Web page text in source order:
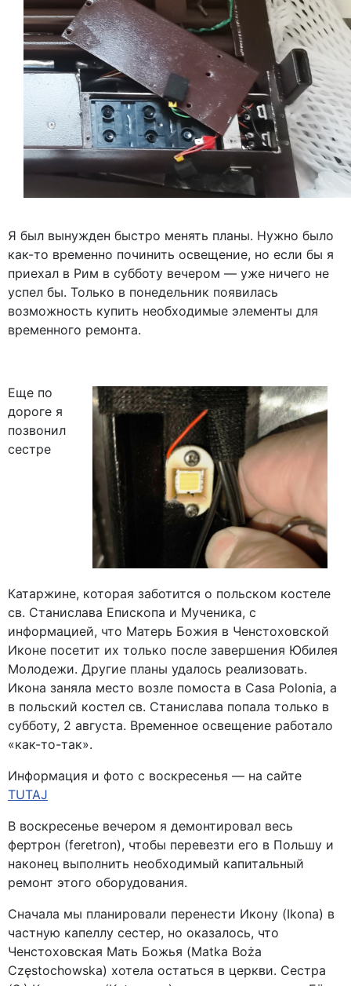
Я был вынужден быстро менять планы. Нужно было
как-то временно починить освещение, но если бы я
приехал в Рим в субботу вечером — уже ничего не
успел бы. Только в понедельник появилась
возможность купить необходимые элементы для
временного ремонта.
Еще по
дороге я
позвонил
сестре
Катаржине, которая заботится о польском костеле
св. Станислава Епископа и Мученика, с
информацией, что Матерь Божия в Ченстоховской
Иконе посетит их только после завершения Юбилея
Молодежи. Другие планы удалось реализовать.
Икона заняла место возле помоста в Casa Polonia, а
в польский костел св. Станислава попала только в
субботу, 2 августа. Временное освещение работало
«как-то-так».
Информация и фото с воскресенья — на сайте
TUTAJ
В воскресенье вечером я демонтировал весь
фертрон (feretron), чтобы перевезти его в Польшу и
наконец выполнить необходимый капитальный
ремонт этого оборудования.
Сначала мы планировали перенести Икону (Ikona) в
частную капеллу сестер, но оказалось, что
Ченстоховская Мать Божья (Matka Boża
Częstochowska) хотела остаться в церкви. Сестра